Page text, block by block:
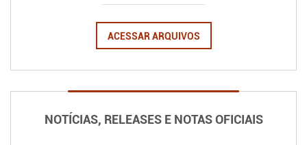
ACESSAR ARQUIVOS
NOTÍCIAS, RELEASES E NOTAS OFICIAIS